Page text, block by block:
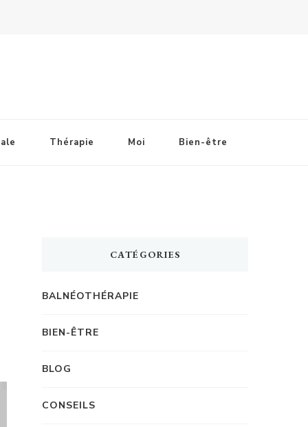
Thérapie Moi Bien-être
CATÉGORIES
BALNÉOTHÉRAPIE
BIEN-ÊTRE
BLOG
CONSEILS